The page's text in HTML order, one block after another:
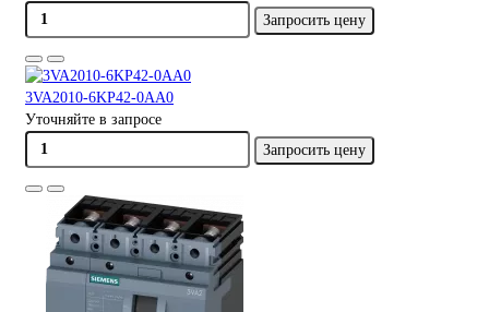
Запросить цену
3VA2010-6KP42-0AA0
Уточняйте в запросе
Запросить цену